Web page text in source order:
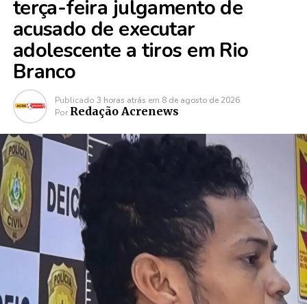
terça-feira julgamento de
acusado de executar
adolescente a tiros em Rio
Branco
Publicado 3 horas atrás em 8 de agosto de 2026
Por Redação Acrenews